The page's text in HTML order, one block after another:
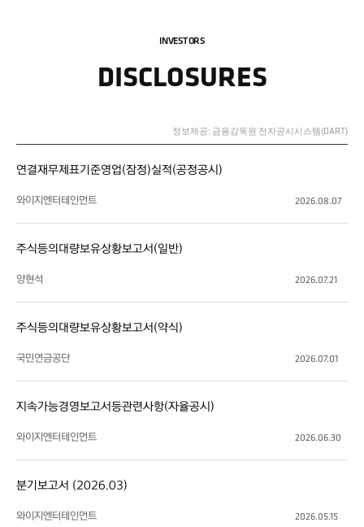
INVESTORS
DISCLOSURES
정보제공: 금융감독원 전자공시시스템(DART)
연결재무제표기준영업(잠정)실적(공정공시)
와이지엔터테인먼트 2026.08.07
주식등의대량보유상황보고서(일반)
양현석 2026.07.21
주식등의대량보유상황보고서(약식)
국민연금공단 2026.07.01
지속가능경영보고서등관련사항(자율공시)
와이지엔터테인먼트 2026.06.30
분기보고서 (2026.03)
와이지엔터테인먼트 2026.05.15